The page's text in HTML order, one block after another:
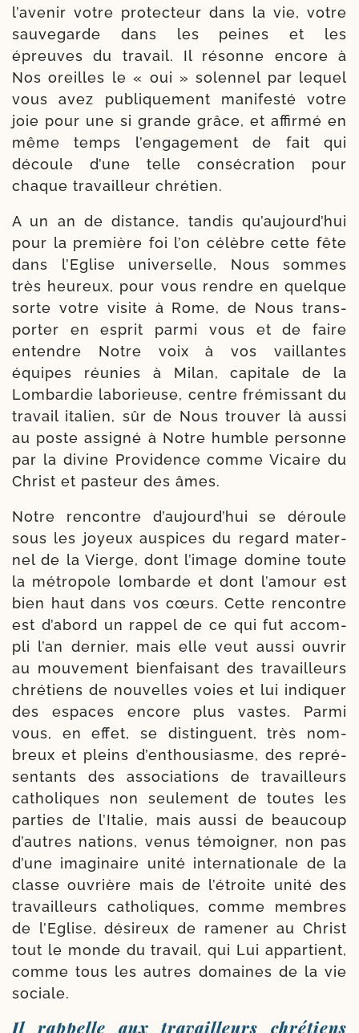
l’a­ve­nir votre pro­tec­teur dans la vie, votre
sau­ve­garde dans les peines et les
épreuves du tra­vail. Il résonne encore à
Nos oreilles le « oui » solen­nel par lequel
vous avez publi­que­ment mani­fes­té votre
joie pour une si grande grâce, et affir­mé en
même temps l’en­ga­ge­ment de fait qui
découle d’une telle consé­cra­tion pour
chaque tra­vailleur chrétien.
A un an de dis­tance, tan­dis qu’au­jourd’­hui
pour la pre­mière foi l’on célèbre cette fête
dans l’Eglise uni­ver­selle, Nous sommes
très heu­reux, pour vous rendre en quelque
sorte votre visite à Rome, de Nous trans­
por­ter en esprit par­mi vous et de faire
entendre Notre voix à vos vaillantes
équipes réunies à Milan, capi­tale de la
Lombardie labo­rieuse, centre fré­mis­sant du
tra­vail ita­lien, sûr de Nous trou­ver là aus­si
au poste assi­gné à Notre humble per­sonne
par la divine Providence comme Vicaire du
Christ et pas­teur des âmes.
Notre ren­contre d’au­jourd’­hui se déroule
sous les joyeux aus­pices du regard mater­
nel de la Vierge, dont l’i­mage domine toute
la métro­pole lom­barde et dont l’a­mour est
bien haut dans vos cœurs. Cette ren­contre
est d’a­bord un rap­pel de ce qui fut accom­
pli l’an der­nier, mais elle veut aus­si ouvrir
au mou­ve­ment bien­fai­sant des tra­vailleurs
chré­tiens de nou­velles voies et lui indi­quer
des espaces encore plus vastes. Parmi
vous, en effet, se dis­tinguent, très nom­
breux et pleins d’en­thou­siasme, des repré­
sen­tants des asso­cia­tions de tra­vailleurs
catho­liques non seule­ment de toutes les
par­ties de l’Italie, mais aus­si de beau­coup
d’autres nations, venus témoi­gner, non pas
d’une imagi­naire uni­té inter­na­tio­nale de la
classe ouvrière mais de l’é­troite uni­té des
tra­vailleurs catho­liques, comme membres
de l’Eglise, dési­reux de rame­ner au Christ
tout le monde du tra­vail, qui Lui appar­tient,
comme tous les autres domaines de la vie
sociale.
Il rappelle aux travailleurs chrétiens